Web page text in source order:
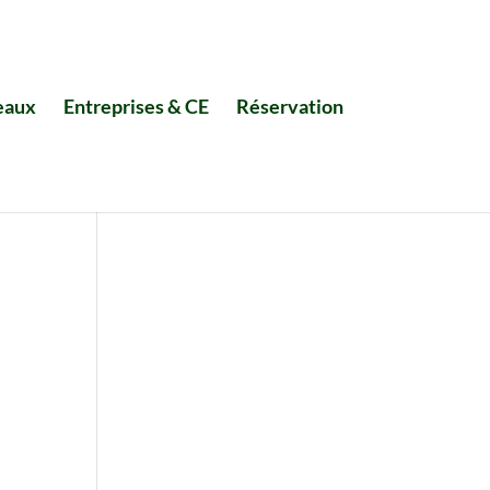
Entreprises & CE Réservation